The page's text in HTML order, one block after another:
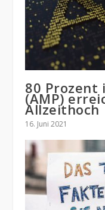
80 Prozent
(AMP)
Allzeithoch
16. Juni 2021